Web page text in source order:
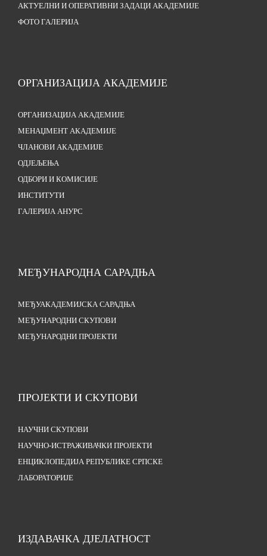
АКТУЕЛНИ И ОПЕРАТИВНИ ЗАДАЦИ АКАДЕМИЈЕ
ФОТО ГАЛЕРИЈА
ОРГАНИЗАЦИЈА АКАДЕМИЈЕ
ОРГАНИЗАЦИЈА АКАДЕМИЈЕ
МЕНАЏМЕНТ АКАДЕМИЈЕ
ЧЛАНОВИ АКАДЕМИЈЕ
ОДЈЕЉЕЊА
ОДБОРИ И КОМИСИЈЕ
ИНСТИТУТИ
ГАЛЕРИЈА АНУРС
МЕЂУНАРОДНА САРАДЊА
МЕЂУАКАДЕМИЈСКА САРАДЊА
МЕЂУНАРОДНИ СКУПОВИ
МЕЂУНАРОДНИ ПРОЈЕКТИ
ПРОЈЕКТИ И СКУПОВИ
НАУЧНИ СКУПОВИ
НАУЧНО-ИСТРАЖИВАЧКИ ПРОЈЕКТИ
ЕНЦИКЛОПЕДИЈА РЕПУБЛИКЕ СРПСКЕ
ЛАБОРАТОРИЈЕ
ИЗДАВАЧКА ДЈЕЛАТНОСТ